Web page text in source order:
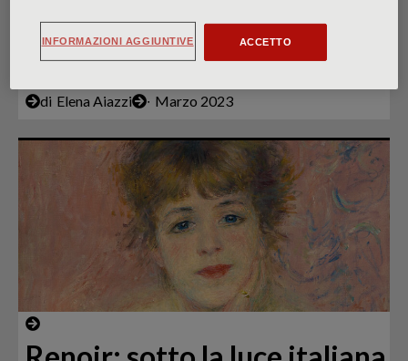
L’artista: ritorno di
Carpaccio in laguna
di Elena Aiazzi ∙ Marzo 2023
ACCETTO
INFORMAZIONI AGGIUNTIVE